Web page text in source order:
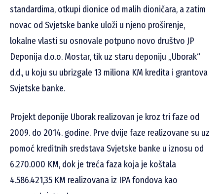
standardima, otkupi dionice od malih dioničara, a zatim
novac od Svjetske banke uloži u njeno proširenje,
lokalne vlasti su osnovale potpuno novo društvo JP
Deponija d.o.o. Mostar, tik uz staru deponiju „Uborak“
d.d., u koju su ubrizgale 13 miliona KM kredita i grantova
Svjetske banke.
Projekt deponije Uborak realizovan je kroz tri faze od
2009. do 2014. godine. Prve dvije faze realizovane su uz
pomoć kreditnih sredstava Svjetske banke u iznosu od
6.270.000 KM, dok je treća faza koja je koštala
4.586.421,35 KM realizovana iz IPA fondova kao